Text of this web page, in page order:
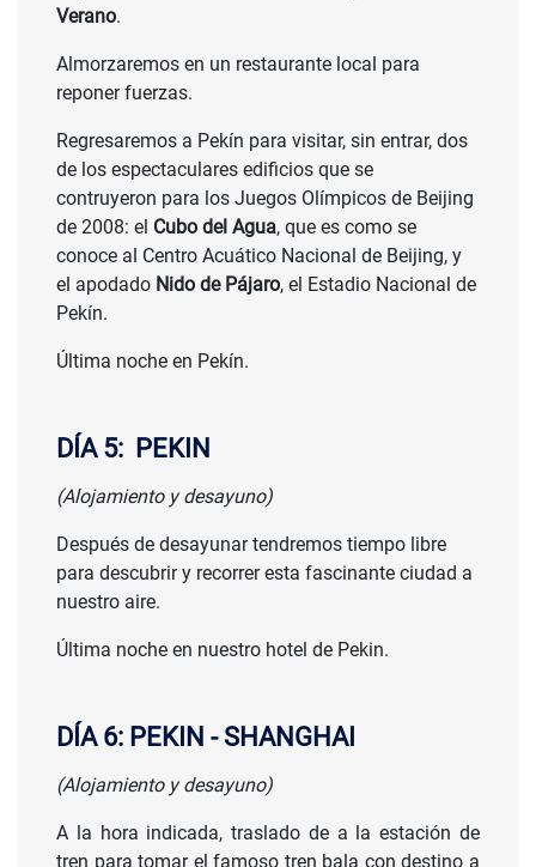
Verano.
Almorzaremos en un restaurante local para
reponer fuerzas.
Regresaremos a Pekín para visitar, sin entrar, dos
de los espectaculares edificios que se
contruyeron para los Juegos Olímpicos de Beijing
de 2008: el Cubo del Agua, que es como se
conoce al Centro Acuático Nacional de Beijing, y
el apodado Nido de Pájaro, el Estadio Nacional de
Pekín.
Última noche en Pekín.
DÍA 5: PEKIN
(Alojamiento y desayuno)
Después de desayunar tendremos tiempo libre
para descubrir y recorrer esta fascinante ciudad a
nuestro aire.
Última noche en nuestro hotel de Pekin.
DÍA 6: PEKIN - SHANGHAI
(Alojamiento y desayuno)
A la hora indicada, traslado de a la estación de
tren para tomar el famoso tren bala con destino a